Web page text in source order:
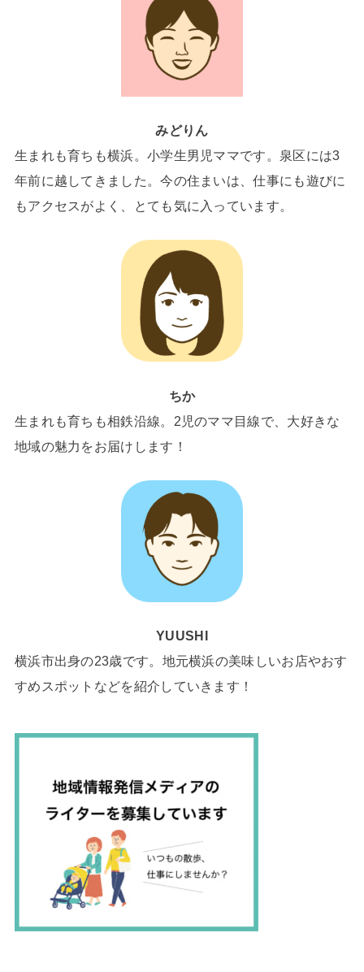
みどりん
生まれも育ちも横浜。小学生男児ママです。泉区には3
年前に越してきました。今の住まいは、仕事にも遊びに
もアクセスがよく、とても気に入っています。
ちか
生まれも育ちも相鉄沿線。2児のママ目線で、大好きな
地域の魅力をお届けします！
YUUSHI
横浜市出身の23歳です。地元横浜の美味しいお店やおす
すめスポットなどを紹介していきます！